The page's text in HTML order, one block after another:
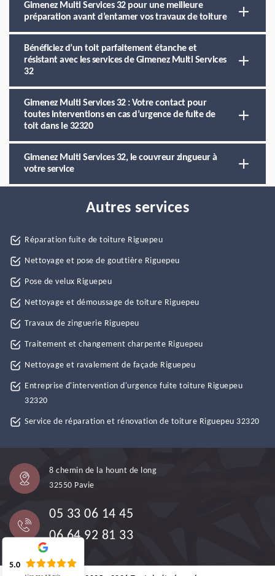
Gimenez Multi Services 32 pour une meilleure
préparation avant d’entamer vos travaux de toiture
Bénéficiez d’un toit parfaitement étanche et
résistant avec les services de Gimenez Multi Services
32
Gimenez Multi Services 32 : Votre contact pour
toutes interventions en cas d’urgence de fuite de
toit dans le 32320
Gimenez Multi Services 32, le couvreur zingueur à
votre service
Autres services
Réparation fuite de toiture Riguepeu
Nettoyage et pose de gouttière Riguepeu
Pose de velux Riguepeu
Nettoyage et démoussage de toiture Riguepeu
Travaux de zinguerie Riguepeu
Traitement et changement charpente Riguepeu
Nettoyage et ravalement de façade Riguepeu
Entreprise d'intervention d'urgence fuite toiture Riguepeu
32320
Service de réparation et rénovation de toiture Riguepeu 32320
8 chemin de la hount de long
32550 Pavie
05 33 06 14 45
06 64 92 81 33
5.0